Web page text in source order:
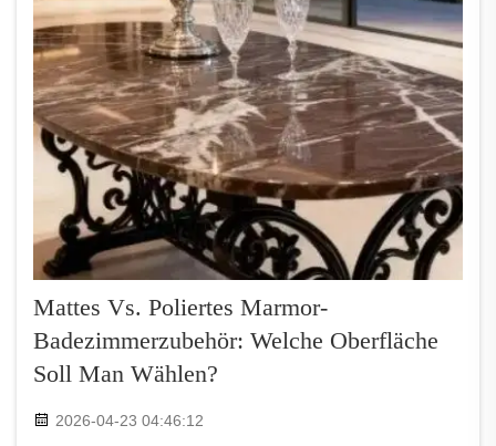
Mattes Vs. Poliertes Marmor-
Badezimmerzubehör: Welche Oberfläche
Soll Man Wählen?
2026-04-23 04:46:12